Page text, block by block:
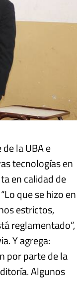
la UBA e
tecnologías en
en calidad de
que se hizo en
estrictos,
reglamentado”,
Y agrega:
por parte de la
Algunos